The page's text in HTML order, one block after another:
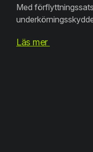
Med
Läs mer